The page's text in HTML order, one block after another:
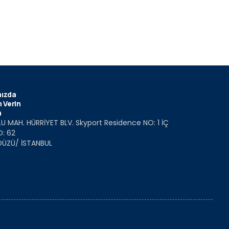
Verin
MAH. HÜRRİYET BLV. Skyport Residence NO: 1 İÇ
62
İSTANBUL